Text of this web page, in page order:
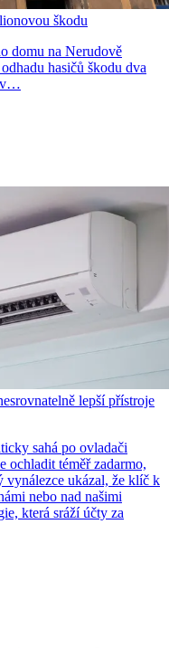
škodu
domu na Nerudově
hasičů škodu dva
v…
lepší přístroje
sahá po ovladači
ochladit téměř zadarmo,
vynálezce ukázal, že klíč k
nebo nad našimi
která sráží účty za